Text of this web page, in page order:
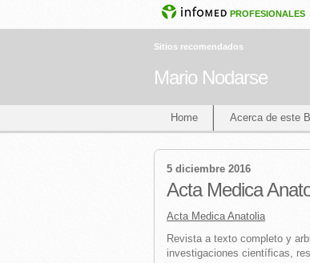
PROFESIONALES
Sitios recomendados
Mario Nodarse
Home Acerca de este
5 diciembre 2016
Acta Medica
Acta Medica Anatolia
Revista a texto completo y
investigaciones científicas,